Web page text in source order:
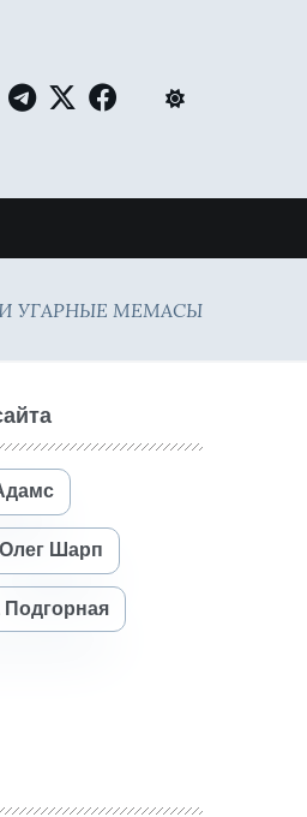
И УГАРНЫЕ МЕМАСЫ
Олег Шарп
Подгорная